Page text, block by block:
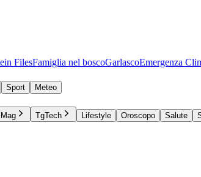
FilesFamiglia nel boscoGarlascoEmergenza
Sport
Meteo
TgTech Lifestyle Oroscopo Salute